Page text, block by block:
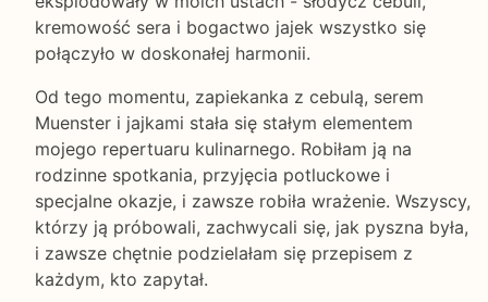
kremowość sera i bogactwo jajek wszystko się
połączyło w doskonałej harmonii.
Od tego momentu, zapiekanka z cebulą, serem
Muenster i jajkami stała się stałym elementem
mojego repertuaru kulinarnego. Robiłam ją na
rodzinne spotkania, przyjęcia potluckowe i
specjalne okazje, i zawsze robiła wrażenie. Wszyscy,
którzy ją próbowali, zachwycali się, jak pyszna była,
i zawsze chętnie podzielałam się przepisem z
każdym, kto zapytał.